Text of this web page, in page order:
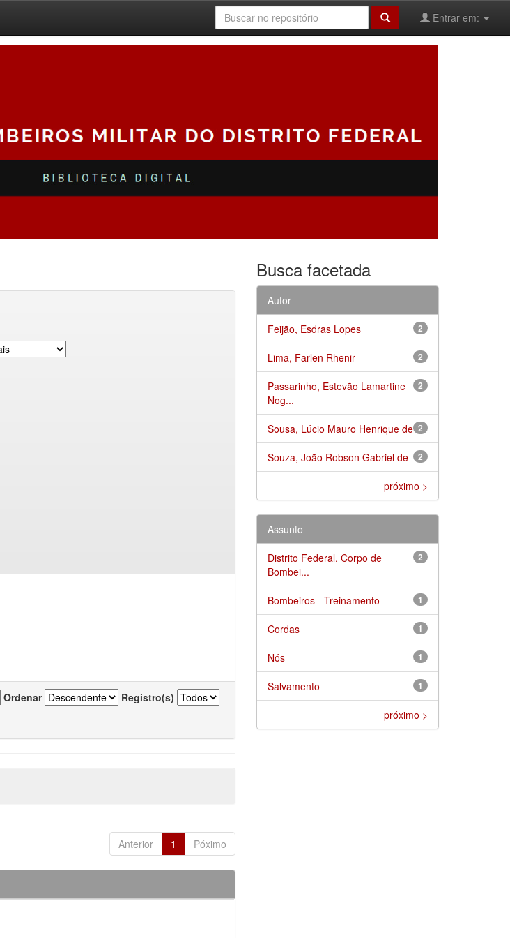
Entrar em:
Ordenar Registro(s)
Anterior 1 Póximo
Busca facetada
Autor
2
Feijão, Esdras Lopes
2
Lima, Farlen Rhenir
2
Passarinho, Estevão Lamartine
Nog...
2
Sousa, Lúcio Mauro Henrique de
2
Souza, João Robson Gabriel de
próximo >
Assunto
2
Distrito Federal. Corpo de
Bombei...
1
Bombeiros - Treinamento
1
Cordas
1
Nós
1
Salvamento
próximo >